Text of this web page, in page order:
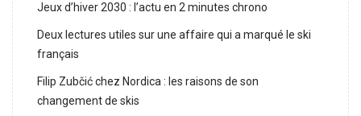
Jeux d’hiver 2030 : l’actu en 2 minutes chrono
Deux lectures utiles sur une affaire qui a marqué le ski
français
Filip Zubčić chez Nordica : les raisons de son
changement de skis